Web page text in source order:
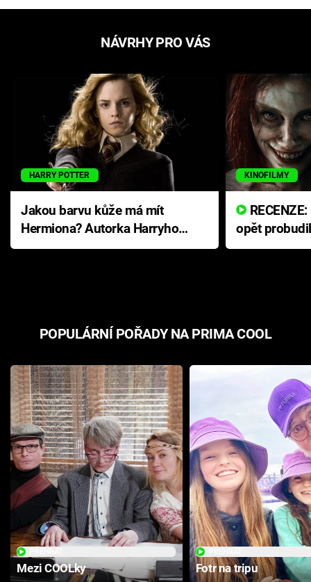
NÁVRHY PRO VÁS
HARRY POTTER
Jakou barvu kůže má mít
Hermiona? Autorka Harryho
Pottera přišla s ráznou
KINOFILMY
opět
přichází s
POPULÁRNÍ POŘADY NA PRIMA COOL
Mezi COOLky Fotr na tripu